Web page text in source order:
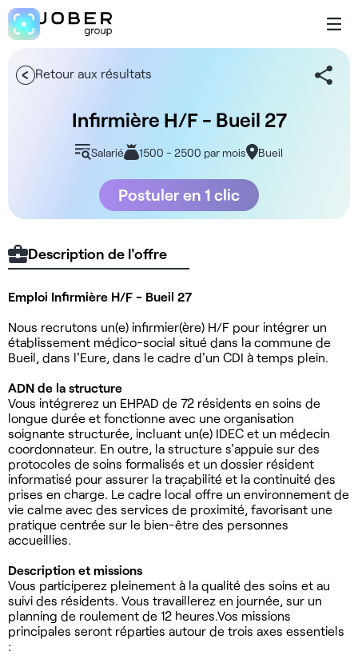
Retour aux résultats
Infirmière H/F - Bueil 27
Salarié 1500 - 2500 par mois Bueil
Postuler en 1 clic
Description de l'offre
Emploi Infirmière H/F - Bueil 27
Nous recrutons un(e) infirmier(ère) H/F pour intégrer un
établissement médico-social situé dans la commune de
Bueil, dans l'Eure, dans le cadre d'un CDI à temps plein.
ADN de la structure
Vous intégrerez un EHPAD de 72 résidents en soins de
longue durée et fonctionne avec une organisation
soignante structurée, incluant un(e) IDEC et un médecin
coordonnateur. En outre, la structure s'appuie sur des
protocoles de soins formalisés et un dossier résident
informatisé pour assurer la traçabilité et la continuité des
prises en charge. Le cadre local offre un environnement de
vie calme avec des services de proximité, favorisant une
pratique centrée sur le bien-être des personnes
accueillies.
Description et missions
Vous participerez pleinement à la qualité des soins et au
suivi des résidents. Vous travaillerez en journée, sur un
planning de roulement de 12 heures.Vos missions
principales seront réparties autour de trois axes essentiels
: